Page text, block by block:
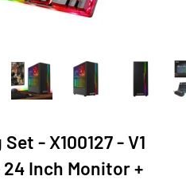
- X100127 - V1
24 Inch Monitor +